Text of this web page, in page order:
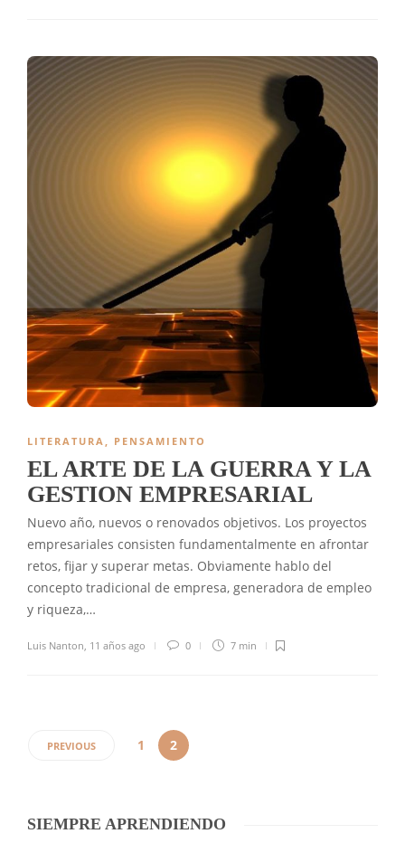
LITERATURA, PENSAMIENTO
EL ARTE DE LA GUERRA Y LA
GESTION EMPRESARIAL
Nuevo año, nuevos o renovados objetivos. Los proyectos
empresariales consisten fundamentalmente en afrontar
retos, fijar y superar metas. Obviamente hablo del
concepto tradicional de empresa, generadora de empleo
y riqueza,…
Luis Nanton, 11 años ago 0 7 min
PREVIOUS 1 2
SIEMPRE APRENDIENDO